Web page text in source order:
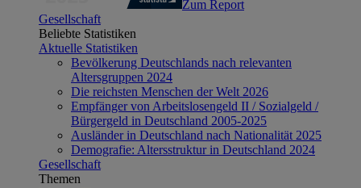
Zum Report
Gesellschaft
Beliebte Statistiken
Aktuelle Statistiken
Bevölkerung Deutschlands nach relevanten
Altersgruppen 2024
Die reichsten Menschen der Welt 2026
Empfänger von Arbeitslosengeld II / Sozialgeld /
Bürgergeld in Deutschland 2005-2025
Ausländer in Deutschland nach Nationalität 2025
Demografie: Altersstruktur in Deutschland 2024
Gesellschaft
Themen